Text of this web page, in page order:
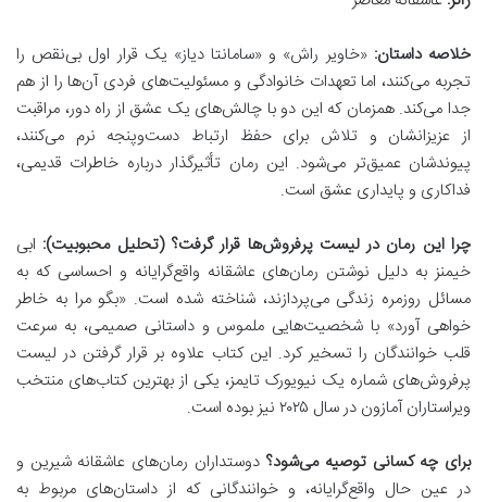
خلاصه داستان: «خاویر راش» و «سامانتا دیاز» یک قرار اول بی‌نقص را
تجربه می‌کنند، اما تعهدات خانوادگی و مسئولیت‌های فردی آن‌ها را از هم
جدا می‌کند. همزمان که این دو با چالش‌های یک عشق از راه دور، مراقبت
از عزیزانشان و تلاش برای حفظ ارتباط دست‌وپنجه نرم می‌کنند،
پیوندشان عمیق‌تر می‌شود. این رمان تأثیرگذار درباره خاطرات قدیمی،
فداکاری و پایداری عشق است.
چرا این رمان در لیست پرفروش‌ها قرار گرفت؟ (تحلیل محبوبیت): ابی
خیمنز به دلیل نوشتن رمان‌های عاشقانه واقع‌گرایانه و احساسی که به
مسائل روزمره زندگی می‌پردازند، شناخته شده است. «بگو مرا به خاطر
خواهی آورد» با شخصیت‌هایی ملموس و داستانی صمیمی، به سرعت
قلب خوانندگان را تسخیر کرد. این کتاب علاوه بر قرار گرفتن در لیست
پرفروش‌های شماره یک نیویورک تایمز، یکی از بهترین کتاب‌های منتخب
ویراستاران آمازون در سال ۲۰۲۵ نیز بوده است.
برای چه کسانی توصیه می‌شود؟ دوستداران رمان‌های عاشقانه شیرین و
در عین حال واقع‌گرایانه، و خوانندگانی که از داستان‌های مربوط به